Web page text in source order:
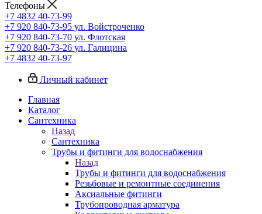
Телефоны
+7 4832 40-73-99
+7 920 840-73-95 ул. Войстроченко
+7 920 840-73-70 ул. Флотская
+7 920 840-73-26 ул. Галицина
+7 4832 40-73-97
Личный кабинет
Главная
Каталог
Сантехника
Назад
Сантехника
Трубы и фитинги для водоснабжения
Назад
Трубы и фитинги для водоснабжения
Резьбовые и ремонтные соединения
Аксиальные фитинги
Трубопроводная арматура